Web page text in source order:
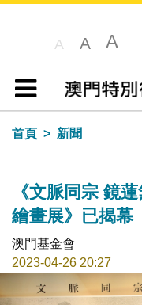
A A A
目錄
首頁
新聞
《文脈同宗 鏡
繪畫展》已揭幕
澳門基金會
2023-04-26 20:27